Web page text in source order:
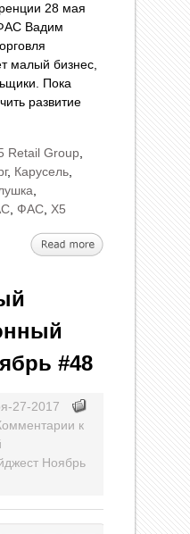
28 мая
Вадим
малый бизнес,
Пока
развитие
Retail Group
, Карусель
ФАС Х5
#48
27-2017
к
Ноябрь